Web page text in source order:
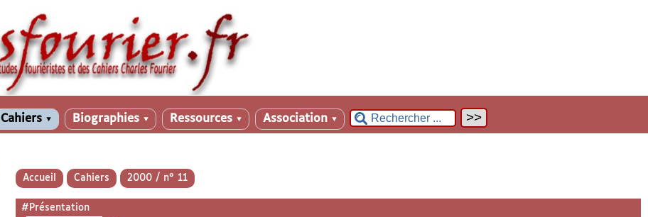
Cahiers ▼ Biographies ▼ Ressources ▼ Association ▼
Accueil Cahiers 2000 / n° 11
#Présentation